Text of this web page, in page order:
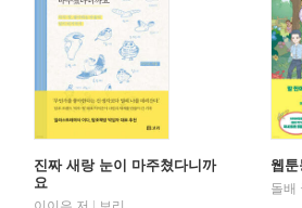
진짜 새랑 눈이 마주쳤다니까
요
웹
돌배